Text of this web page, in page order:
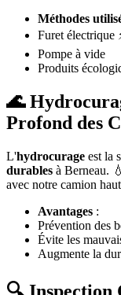
Méthodes
Furet électrique
Pompe à vide
Produits
🌊
Profond des
L'hydrocurage est la
durables à Berneau.
avec notre camion
Avantages :
Prévention des
Évite les
Augmente la